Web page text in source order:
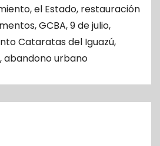
,el Estado, restauración
,GCBA,9 de julio,
Cataratas del Iguazú,
,abandono urbano